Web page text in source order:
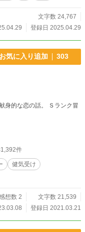
文字数 24,767
登録日 2025.04.29
お気に入り追加 303
身的な恋の話。 Ｓランク冒
件
健気受け
想数 2
文字数 21,539
登録日 2021.03.21